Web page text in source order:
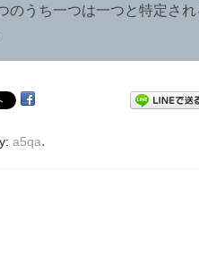
のうち一つは一つと特定さ
a5qa.